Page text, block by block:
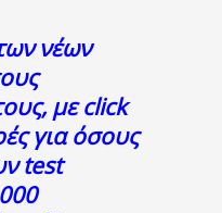
νέων
με click
για όσους
test